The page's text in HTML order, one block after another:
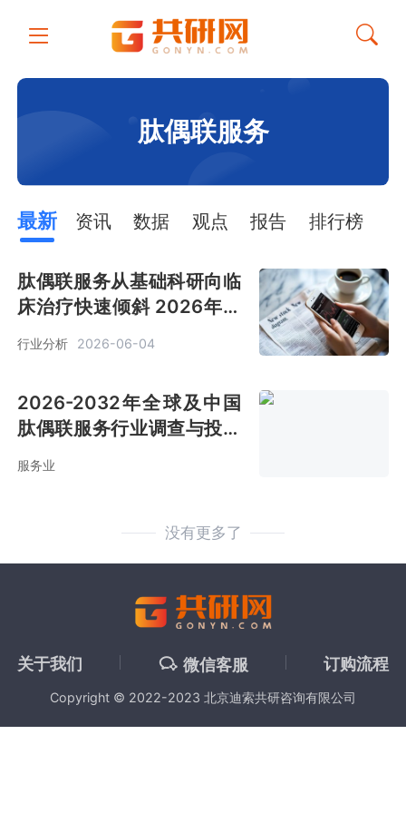
肽偶联服务
最新 资讯 数据 观点 报告 排行榜
肽偶联服务从基础科研向临
床治疗快速倾斜 2026年全
球销售额约1.5亿美元[图]
行业分析 2026-06-04
2026-2032年全球及中国
肽偶联服务行业调查与投资
战略咨询报告
服务业
没有更多了
关于我们 微信客服 订购流程
Copyright © 2022-2023 北京迪索共研咨询有限公司